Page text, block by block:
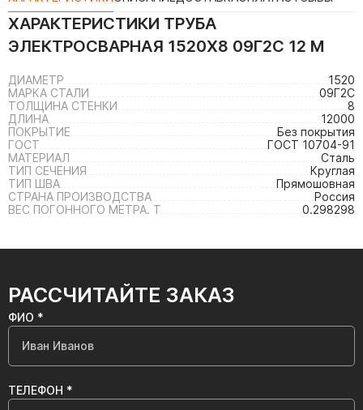
ХАРАКТЕРИСТИКИ ТРУБА
ЭЛЕКТРОСВАРНАЯ 1520Х8 09Г2С 12 М
ДИАМЕТР
1520
МАРКА СТАЛИ
09Г2С
ТОЛЩИНА СТЕНКИ
8
ДЛИНА
12000
ПОКРЫТИЕ
Без покрытия
ГОСТ
ГОСТ 10704-91
МАТЕРИАЛ
Сталь
ТИП СЕЧЕНИЯ
Круглая
ТИП ШВА
Прямошовная
СТРАНА ПРОИЗВОДСТВА
Россия
ВЕС ПОГОННОГО МЕТРА. Т
0.298298
РАССЧИТАЙТЕ ЗАКАЗ
ФИО *
ТЕЛЕФОН *